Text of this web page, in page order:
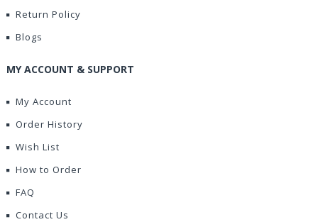
Return Policy
Blogs
MY ACCOUNT & SUPPORT
My Account
Order History
Wish List
How to Order
FAQ
Contact Us